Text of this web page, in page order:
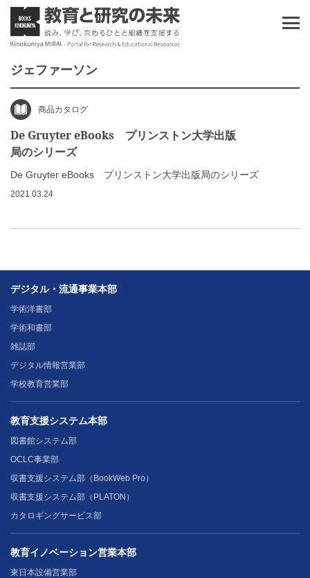
ジェファーソン
商品カタログ
De Gruyter eBooks プリンストン大学出版
局のシリーズ
De Gruyter eBooks プリンストン大学出版局のシリーズ
2021.03.24
デジタル・流通事業本部
学術洋書部
学術和書部
雑誌部
デジタル情報営業部
学校教育営業部
教育支援システム本部
図書館システム部
OCLC事業部
収書支援システム部（BookWeb Pro）
収書支援システム部（PLATON）
カタロギングサービス部
教育イノベーション営業本部
東日本設備営業部